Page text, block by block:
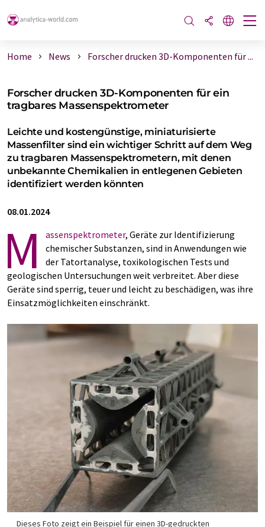
Home News Forscher drucken 3D-Komponenten für ...
Forscher drucken 3D-Komponenten für ein
tragbares Massenspektrometer
Leichte und kostengünstige, miniaturisierte
Massenfilter sind ein wichtiger Schritt auf dem Weg
zu tragbaren Massenspektrometern, mit denen
unbekannte Chemikalien in entlegenen Gebieten
identifiziert werden könnten
08.01.2024
M assenspektrometer, Geräte zur Identifizierung
chemischer Substanzen, sind in Anwendungen wie
der Tatortanalyse, toxikologischen Tests und
geologischen Untersuchungen weit verbreitet. Aber diese
Geräte sind sperrig, teuer und leicht zu beschädigen, was ihre
Einsatzmöglichkeiten einschränkt.
Dieses Foto zeigt ein Beispiel für einen 3D-gedruckten